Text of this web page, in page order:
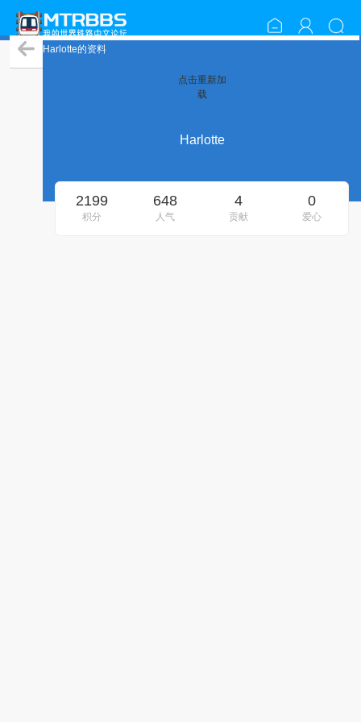
Harlotte的资料
点击重新加
载
Harlotte
2199
积分
648
人气
4
贡献
0
爱心